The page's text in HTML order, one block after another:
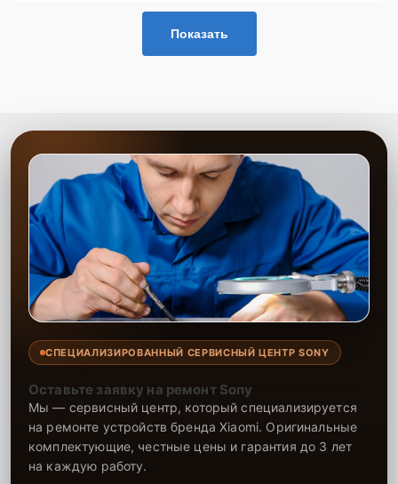
Показать
СПЕЦИАЛИЗИРОВАННЫЙ СЕРВИСНЫЙ ЦЕНТР SONY
Оставьте заявку на ремонт Sony
Мы — сервисный центр, который специализируется
на ремонте устройств бренда Xiaomi. Оригинальные
комплектующие, честные цены и гарантия до 3 лет
на каждую работу.